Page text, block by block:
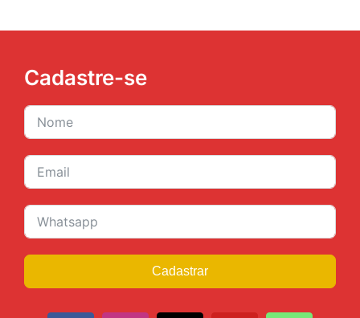
Cadastre-se
Cadastrar